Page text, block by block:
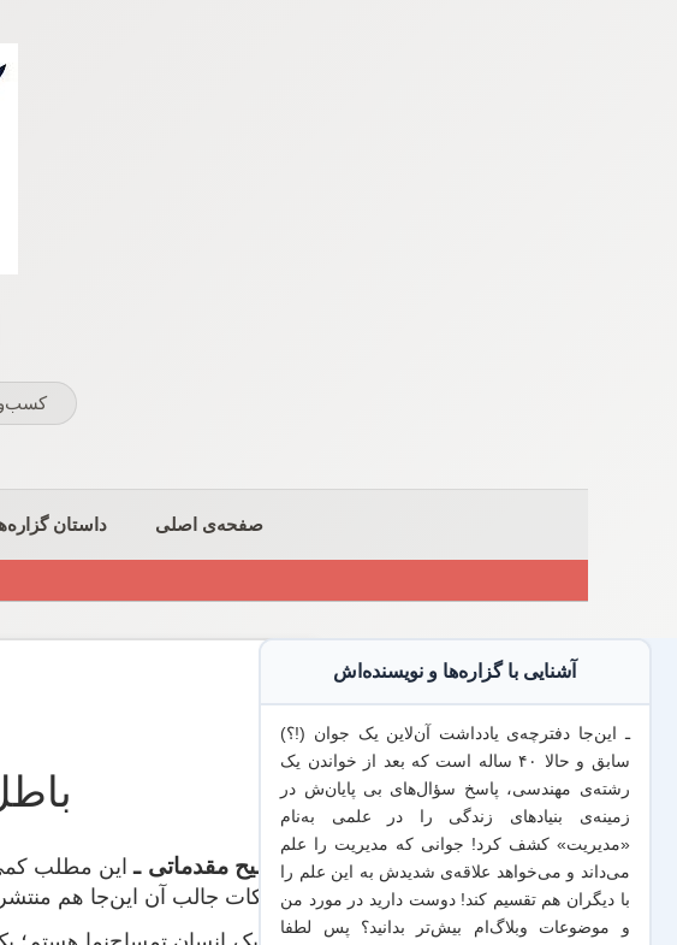
صفحه‌ی اصلی داستان
توضیح مقدماتی ـاین مطلب کمی
به نکات جالب آن این‌جا هم
آشنایی با گزاره‌ها و نویسنده‌اش
ـ این‌جا دفترچه‌ی یادداشت‌ آن‌لاین یک جوان (!؟)
سابق و حالا ۴۰ ساله است که بعد از خواندن یک
رشته‌ی مهندسی، پاسخ سؤال‌های بی پایان‌ش در
زمینه‌ی بنیادهای زندگی را در علمی به‌نام
«مدیریت» کشف کرد! جوانی که مدیریت را علم
می‌داند و می‌خواهد علاقه‌ی شدیدش به این علم را
بادیگران همتقسیم کند! دوست دارید در مورد من
و موضوعات وبلاگ‌ام بیش‌تر بدانید؟ پس لطفا